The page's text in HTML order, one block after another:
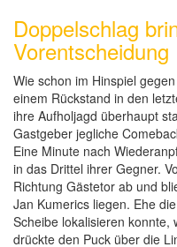
Doppelschlag
Vorentscheidung
Wie schon im Hinspiel
einem Rückstand in den
ihre Aufholjagd überhaupt
Gastgeber jegliche
Eine Minute nach
in das Drittel ihrer Gegner.
Richtung Gästetor ab und
Jan Kumerics liegen. Ehe
Scheibe lokalisieren konnte,
drückte den Puck über die